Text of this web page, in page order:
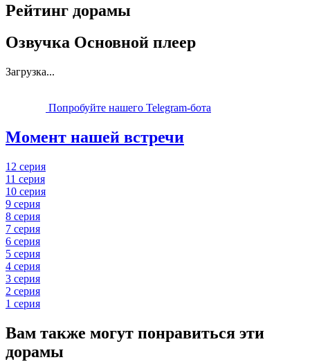
Рейтинг дорамы
Озвучка Основной плеер
Загрузка...
Попробуйте нашего Telegram-бота
Момент нашей встречи
12 серия
11 серия
10 серия
9 серия
8 серия
7 серия
6 серия
5 серия
4 серия
3 серия
2 серия
1 серия
Вам также могут понравиться эти
дорамы